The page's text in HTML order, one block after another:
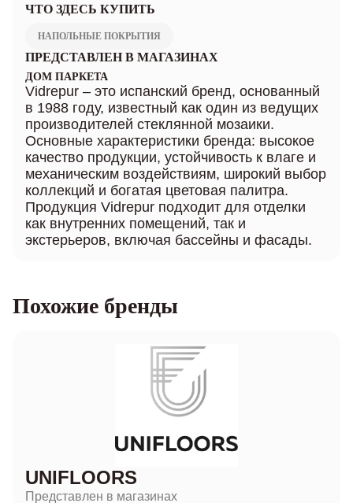
ЧТО ЗДЕСЬ КУПИТЬ
НАПОЛЬНЫЕ ПОКРЫТИЯ
ПРЕДСТАВЛЕН В МАГАЗИНАХ
ДОМ ПАРКЕТА
Vidrepur – это испанский бренд, основанный
в 1988 году, известный как один из ведущих
производителей стеклянной мозаики.
Основные характеристики бренда: высокое
качество продукции, устойчивость к влаге и
механическим воздействиям, широкий выбор
коллекций и богатая цветовая палитра.
Продукция Vidrepur подходит для отделки
как внутренних помещений, так и
экстерьеров, включая бассейны и фасады.
Похожие бренды
UNIFLOORS
Представлен в магазинах